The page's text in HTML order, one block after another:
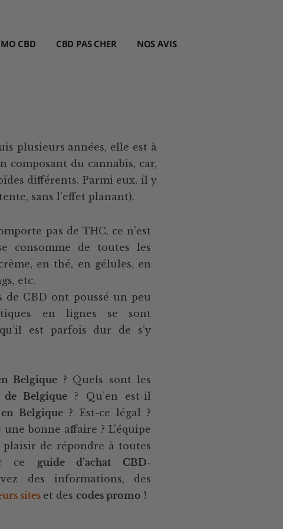
CBD CBD PAS CHER NOS AVIS
plusieurs années, elle est à
composant du cannabis, car,
différents. Parmi eux, il y
sans l’effet planant).
pas de THC, ce n’est
consomme de toutes les
en thé, en gélules, en
etc.
de CBD ont poussé un peu
en lignes se sont
est parfois dur de s’y
Belgique ? Quels sont les
Belgique ? Qu’en est-il
Belgique ? Est-ce légal ?
bonne affaire ? L’équipe
plaisir de répondre à toutes
ce guide d’achat CBD-
des informations, des
sites et des codes promo !